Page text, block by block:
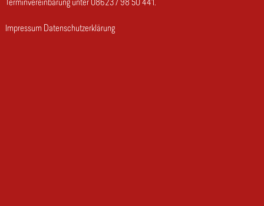
Terminvereinbarung unter 08623 / 98 50 441.
Impressum Datenschutzerklärung